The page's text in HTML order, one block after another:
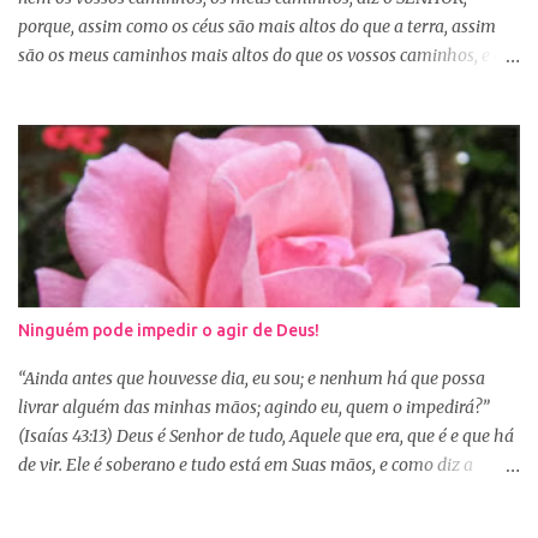
porque, assim como os céus são mais altos do que a terra, assim
são os meus caminhos mais altos do que os vossos caminhos, e os
poderemos ser surpreendidos ou decepcionados com a maneira de
Deus agir. Deus não age conforme a ótica humana. Às vezes
pedimos algo a Deus sem saber se é a vontade d’Ele para nossa
vida, claro que podemos pedir, mas a vontade de Deus sempre
prevalecerá. Nem sempre, a nossa vontade é a vontade de Deus,
mas a Palavra nos garante que os caminhos e os pensamentos de
Deus são bem maiores que os nossos, se é assim, fiquemos
tranquilas, pois tudo que vem de Deus é bom. Porém, se Deus
entregar o governo da nossa vida a nós, ou seja, deixar que a nossa
vontade prevaleça, vamos acabar infelizes e frustradas, porque só
Ele sabe o que...
Ninguém pode impedir o agir de Deus!
“Ainda antes que houvesse dia, eu sou; e nenhum há que possa
livrar alguém das minhas mãos; agindo eu, quem o impedirá?”
(Isaías 43:13) Deus é Senhor de tudo, Aquele que era, que é e que há
de vir. Ele é soberano e tudo está em Suas mãos, e como diz a